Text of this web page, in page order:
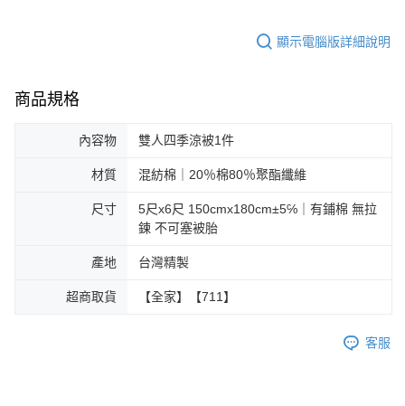
顯示電腦版詳細說明
商品規格
內容物 雙人四季涼被1件
材質 混紡棉｜20％棉80％聚酯纖維
尺寸
5尺x6尺 150cmx180cm±5℅｜有鋪棉 無拉
鍊 不可塞被胎
產地 台灣精製
超商取貨 【全家】【711】
客服